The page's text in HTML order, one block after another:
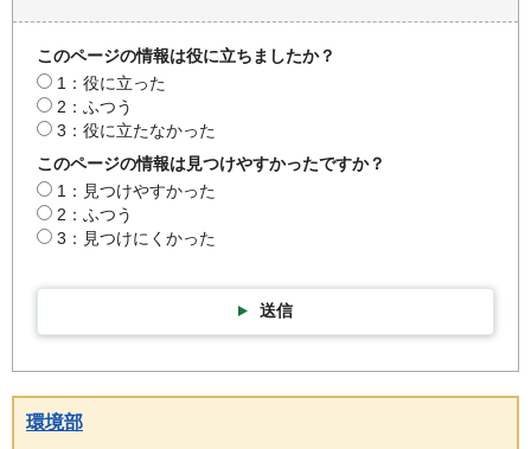
このページの情報は役に立ちましたか？
1：役に立った
2：ふつう
3：役に立たなかった
このページの情報は見つけやすかったですか？
1：見つけやすかった
2：ふつう
3：見つけにくかった
送信
環境部